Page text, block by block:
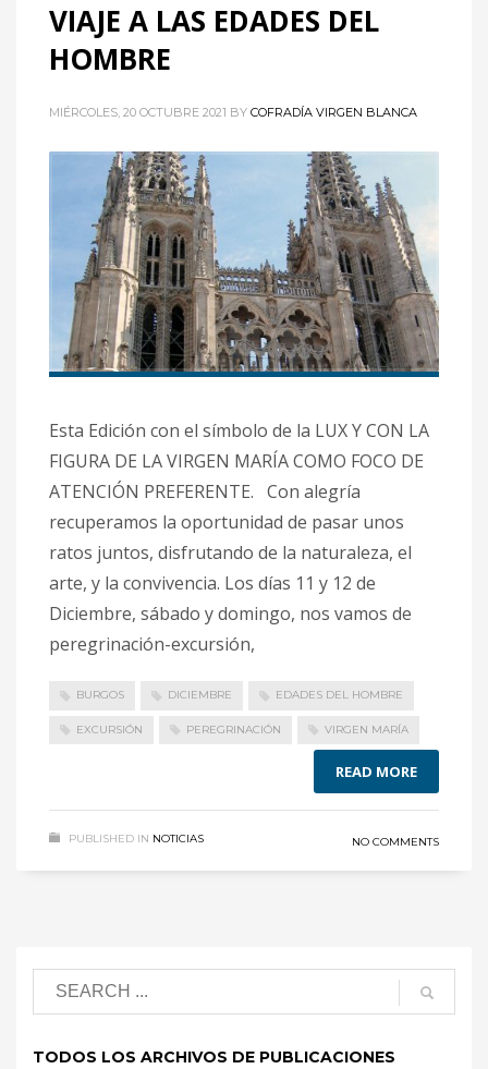
VIAJE A LAS EDADES DEL
HOMBRE
MIÉRCOLES, 20 OCTUBRE 2021 BY COFRADÍA VIRGEN BLANCA
Esta Edición con el símbolo de la LUX Y CON LA
FIGURA DE LA VIRGEN MARÍA COMO FOCO DE
ATENCIÓN PREFERENTE. Con alegría
recuperamos la oportunidad de pasar unos
ratos juntos, disfrutando de la naturaleza, el
arte, y la convivencia. Los días 11 y 12 de
Diciembre, sábado y domingo, nos vamos de
peregrinación-excursión,
BURGOS DICIEMBRE EDADES DEL HOMBRE
EXCURSIÓN PEREGRINACIÓN VIRGEN MARÍA
READ MORE
PUBLISHED IN NOTICIAS NO COMMENTS
TODOS LOS ARCHIVOS DE PUBLICACIONES